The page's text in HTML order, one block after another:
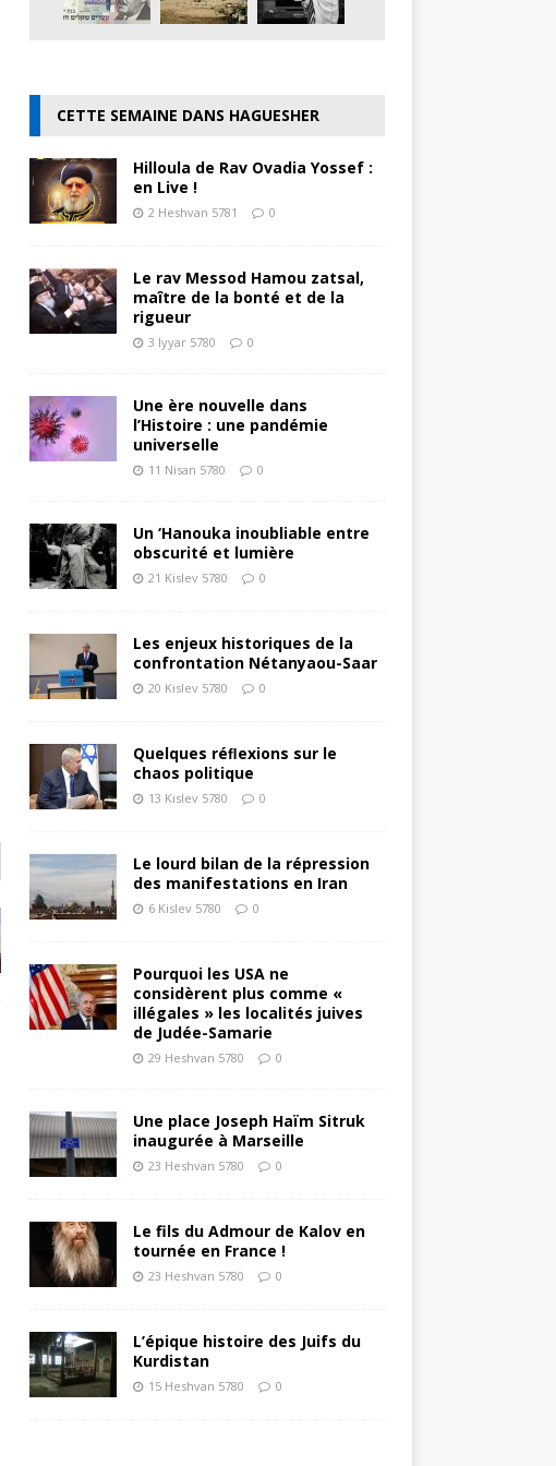
CETTE SEMAINE DANS HAGUESHER
Hilloula de Rav Ovadia Yossef :
en Live !
2 Heshvan 5781 0
Le rav Messod Hamou zatsal,
maître de la bonté et de la
rigueur
3 Iyyar 5780 0
Une ère nouvelle dans
l’Histoire : une pandémie
universelle
11 Nisan 5780 0
Un ‘Hanouka inoubliable entre
obscurité et lumière
21 Kislev 5780 0
Les enjeux historiques de la
confrontation Nétanyaou-Saar
20 Kislev 5780 0
Quelques réﬂexions sur le
chaos politique
13 Kislev 5780 0
Le lourd bilan de la répression
des manifestations en Iran
6 Kislev 5780 0
Pourquoi les USA ne
considèrent plus comme «
illégales » les localités juives
de Judée-Samarie
29 Heshvan 5780 0
Une place Joseph Haïm Sitruk
inaugurée à Marseille
23 Heshvan 5780 0
Le fils du Admour de Kalov en
tournée en France !
23 Heshvan 5780 0
L’épique histoire des Juifs du
Kurdistan
15 Heshvan 5780 0